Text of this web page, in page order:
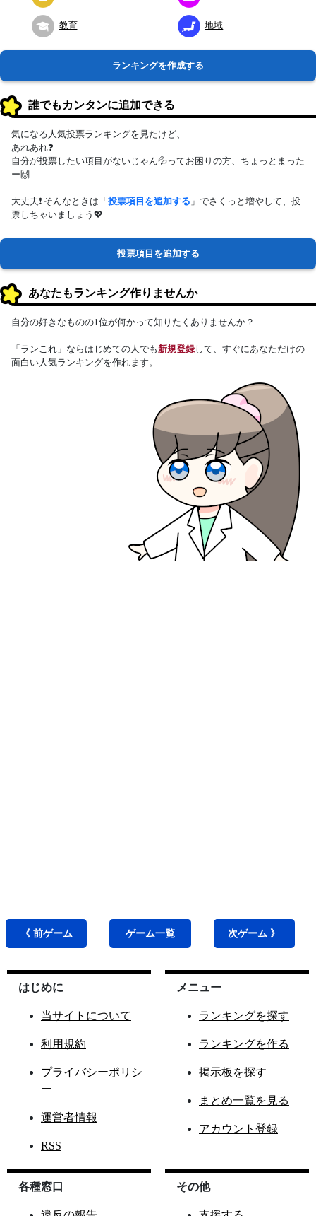
教育 地域
ランキングを作成する
誰でもカンタンに追加できる
気になる人気投票ランキングを見たけど、
あれあれ❓
自分が投票したい項目がないじゃん💦ってお困りの方、ちょっとまった
ー🙌
大丈夫❗ そんなときは「投票項目を追加する 」でさくっと増やして、投
票しちゃいましょう💖
投票項目を追加する
あなたもランキング作りませんか
自分の好きなものの1位が何かって知りたくありませんか？
「ランこれ」ならはじめての人でも新規登録して、すぐにあなただけの
面白い人気ランキングを作れます。
《 前ゲーム ゲーム一覧 次ゲーム 》
はじめに
当サイトについて
利用規約
プライバシーポリシ
ー
運営者情報
RSS
メニュー
ランキングを探す
ランキングを作る
掲示板を探す
まとめ一覧を見る
アカウント登録
各種窓口 その他